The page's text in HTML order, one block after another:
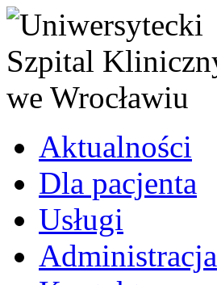
Aktualności
Dla pacjenta
Usługi
Administracja